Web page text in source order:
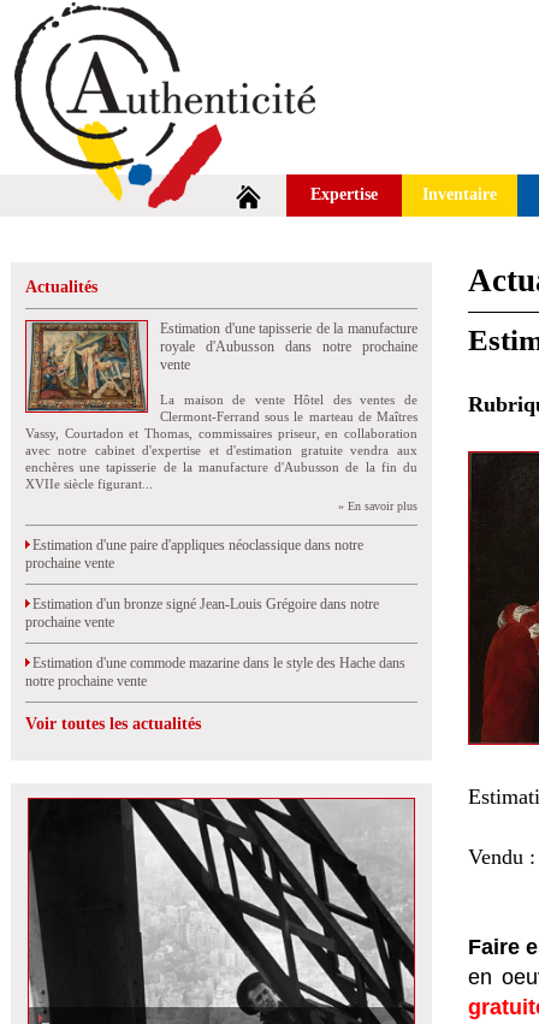
Expertise Inventaire
Actualités
Estimation d'une tapisserie de la manufacture
royale d'Aubusson dans notre prochaine
vente
La maison de vente Hôtel des ventes de
Clermont-Ferrand sous le marteau de Maîtres
Vassy, Courtadon et Thomas, commissaires priseur, en collaboration
avec notre cabinet d'expertise et d'estimation gratuite vendra aux
enchères une tapisserie de la manufacture d'Aubusson de la fin du
XVIIe siècle figurant...
» En savoir plus
Estimation d'une paire d'appliques néoclassique dans notre
prochaine vente
Estimation d'un bronze signé Jean-Louis Grégoire dans notre
prochaine vente
Estimation d'une commode mazarine dans le style des Hache dans
notre prochaine vente
Voir toutes les actualités
Vendu
Faire
en